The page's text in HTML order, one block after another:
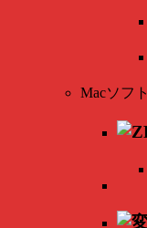
Macソフト